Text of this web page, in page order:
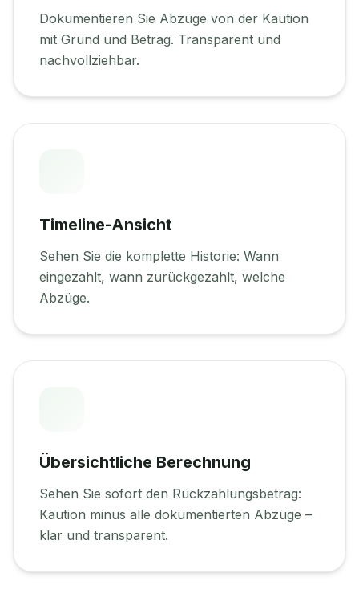
Dokumentieren Sie Abzüge von der Kaution
mit Grund und Betrag. Transparent und
nachvollziehbar.
Timeline-Ansicht
Sehen Sie die komplette Historie: Wann
eingezahlt, wann zurückgezahlt, welche
Abzüge.
Übersichtliche Berechnung
Sehen Sie sofort den Rückzahlungsbetrag:
Kaution minus alle dokumentierten Abzüge –
klar und transparent.